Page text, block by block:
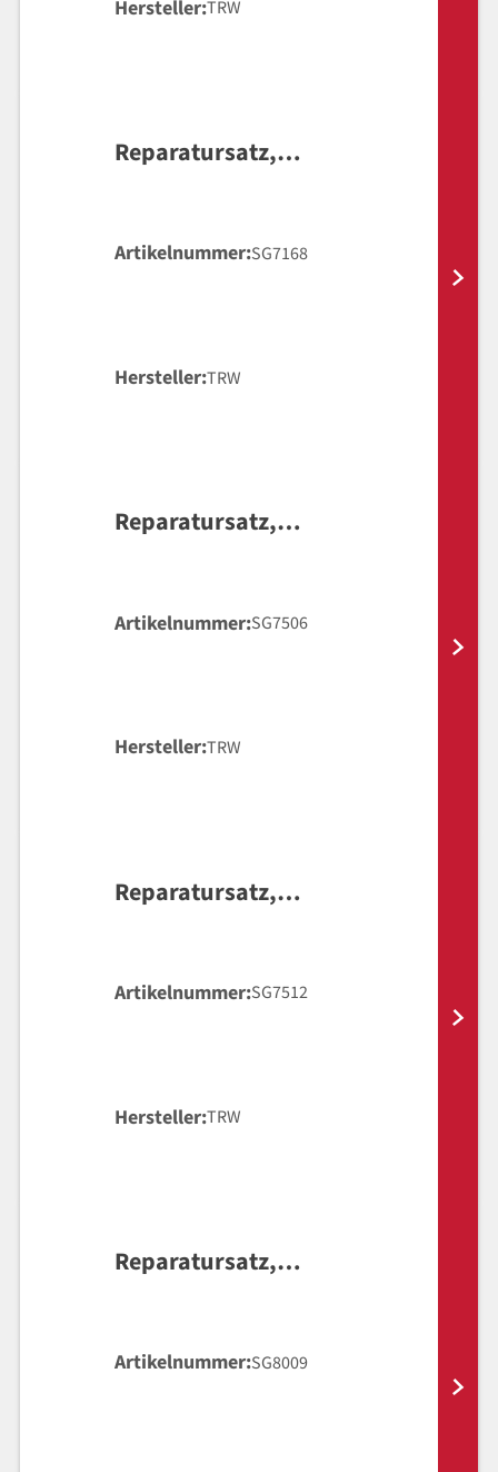
Hersteller TRW
Reparatursatz,
Artikelnummer SG7168
Hersteller TRW
Reparatursatz,
Artikelnummer SG7506
Hersteller TRW
Reparatursatz,
Artikelnummer SG7512
Hersteller TRW
Reparatursatz,
Artikelnummer SG8009